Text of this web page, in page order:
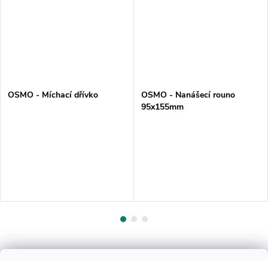
OSMO - Míchací dřívko
OSMO - Nanášecí rouno
95x155mm